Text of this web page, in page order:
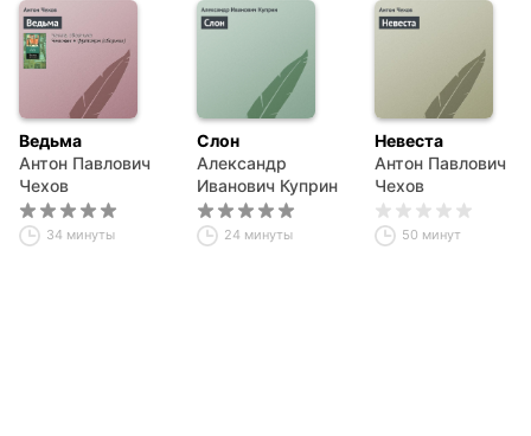
Ведьма
Антон Павлович
Чехов
34 минуты
Слон
Александр
Иванович Куприн
24 минуты
Невеста
Антон Павлович
Чехов
50 минут